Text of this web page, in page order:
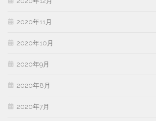
2020年11月
2020年10月
2020年9月
2020年8月
2020年7月